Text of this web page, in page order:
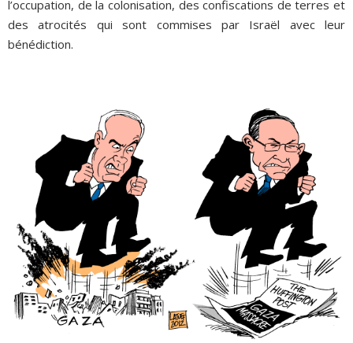
l’occupation, de la colonisation, des confiscations de terres et
des atrocités qui sont commises par Israël avec leur
bénédiction.